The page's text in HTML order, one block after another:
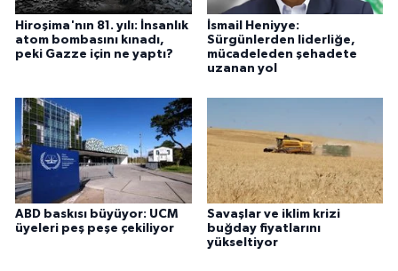
Hiroşima'nın 81. yılı: İnsanlık
atom bombasını kınadı,
peki Gazze için ne yaptı?
İsmail Heniyye:
Sürgünlerden liderliğe,
mücadeleden şehadete
uzanan yol
ABD baskısı büyüyor: UCM
üyeleri peş peşe çekiliyor
Savaşlar ve iklim krizi
buğday fiyatlarını
yükseltiyor